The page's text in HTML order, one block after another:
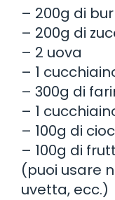
– 200g di
– 200g di
– 2 uova
– 1
– 300g di
– 1
– 100g di
– 100g di
(puoi usare
uvetta, ecc.)